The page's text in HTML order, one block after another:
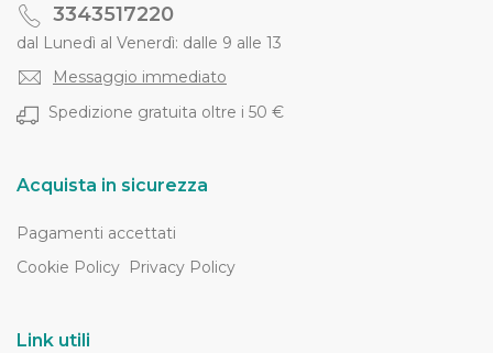
3343517220
dal Lunedì al Venerdì: dalle 9 alle 13
Messaggio immediato
Spedizione gratuita oltre i 50 €
Acquista in sicurezza
Pagamenti accettati
Cookie Policy Privacy Policy
Link utili